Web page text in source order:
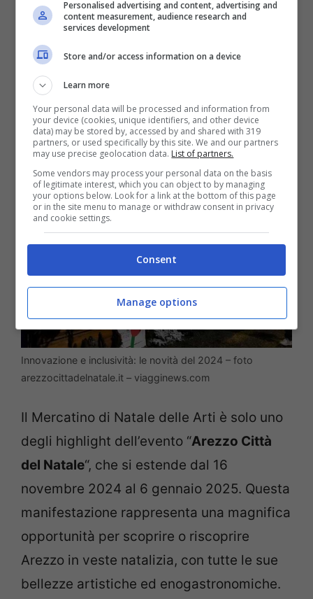
Gluten Free“, pensata per chi segue una
dieta senza glutine. Queste aggiunte
testimoniano l’impegno degli organizzatori
nel rispondere alle diverse esigenze
alimentari dei visitatori, garantendo a tutti
la possibilità di godersi appieno
l’esperienza del mercatino.
Innovazione e inclusività: le novità del 2024 – foto
arezzocittadelnatale.it – viagginews.com
Il Mercatino di Natale delle Arti è solo uno
degli highlight dell’evento “Arezzo Città
del Natale“, che si estende dal 16
novembre 2024 al 6 gennaio 2025. Questa
manifestazione rappresenta una magnifica
opportunità per scoprire o riscoprire
Arezzo in veste natalizia, con tutte le sue
bellezze artistiche ed enogastronomiche.
Personalised advertising and content, advertising and
content measurement, audience research and
services development
Store and/or access information on a device
Learn more
Your personal data will be processed and information from
your device (cookies, unique identifiers, and other device
data) may be stored by, accessed by and shared with 319
partners, or used specifically by this site. We and our partners
may use precise geolocation data. List of partners.
Some vendors may process your personal data on the basis
of legitimate interest, which you can object to by managing
your options below. Look for a link at the bottom of this page
or in the site menu to manage or withdraw consent in privacy
and cookie settings.
Consent
Manage options